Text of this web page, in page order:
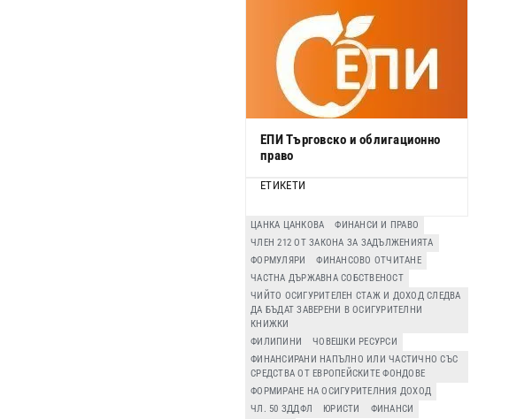
ЕПИ Търговско и облигационно
право
ЕТИКЕТИ
ЦАНКА ЦАНКОВА
ФИНАНСИ И ПРАВО
ЧЛЕН 212 ОТ ЗАКОНА ЗА ЗАДЪЛЖЕНИЯТА
ФОРМУЛЯРИ
ФИНАНСОВО ОТЧИТАНЕ
ЧАСТНА ДЪРЖАВНА СОБСТВЕНОСТ
ЧИЙТО ОСИГУРИТЕЛЕН СТАЖ И ДОХОД СЛЕДВА
ДА БЪДАТ ЗАВЕРЕНИ В ОСИГУРИТЕЛНИ
КНИЖКИ
ФИЛИПИНИ
ЧОВЕШКИ РЕСУРСИ
ФИНАНСИРАНИ НАПЪЛНО ИЛИ ЧАСТИЧНО СЪС
СРЕДСТВА ОТ ЕВРОПЕЙСКИТЕ ФОНДОВЕ
ФОРМИРАНЕ НА ОСИГУРИТЕЛНИЯ ДОХОД
ЧЛ. 50 ЗДДФЛ
ЮРИСТИ
ФИНАНСИ